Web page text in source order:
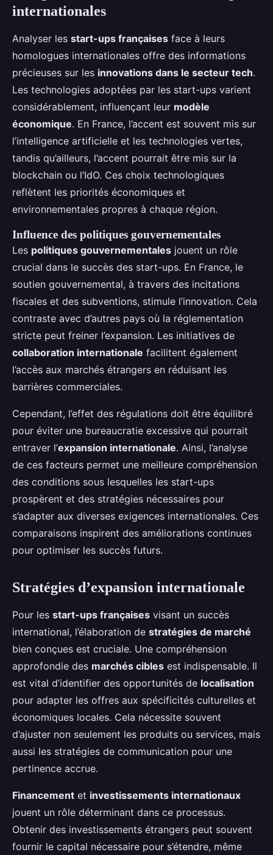
internationales
Analyser les start-ups françaises face à leurs
homologues internationales offre des informations
précieuses sur les innovations dans le secteur tech.
Les technologies adoptées par les start-ups varient
considérablement, influençant leur modèle
économique. En France, l’accent est souvent mis sur
l’intelligence artificielle et les technologies vertes,
tandis qu’ailleurs, l’accent pourrait être mis sur la
blockchain ou l’IdO. Ces choix technologiques
reflètent les priorités économiques et
environnementales propres à chaque région.
Influence des politiques gouvernementales
Les politiques gouvernementales jouent un rôle
crucial dans le succès des start-ups. En France, le
soutien gouvernemental, à travers des incitations
fiscales et des subventions, stimule l’innovation. Cela
contraste avec d’autres pays où la réglementation
stricte peut freiner l’expansion. Les initiatives de
collaboration internationale facilitent également
l’accès aux marchés étrangers en réduisant les
barrières commerciales.
Cependant, l’effet des régulations doit être équilibré
pour éviter une bureaucratie excessive qui pourrait
entraver l’expansion internationale. Ainsi, l’analyse
de ces facteurs permet une meilleure compréhension
des conditions sous lesquelles les start-ups
prospèrent et des stratégies nécessaires pour
s’adapter aux diverses exigences internationales. Ces
comparaisons inspirent des améliorations continues
pour optimiser les succès futurs.
Stratégies d’expansion internationale
Pour les start-ups françaises visant un succès
international, l’élaboration de stratégies de marché
bien conçues est cruciale. Une compréhension
approfondie des marchés cibles est indispensable. Il
est vital d’identifier des opportunités de localisation
pour adapter les offres aux spécificités culturelles et
économiques locales. Cela nécessite souvent
d’ajuster non seulement les produits ou services, mais
aussi les stratégies de communication pour une
pertinence accrue.
Financement et investissements internationaux
jouent un rôle déterminant dans ce processus.
Obtenir des investissements étrangers peut souvent
fournir le capital nécessaire pour s’étendre, même